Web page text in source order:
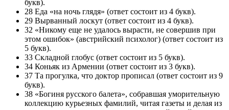
букв).
28 Еда «на ночь глядя» (ответ состоит из 4 букв).
29 Вырванный лоскут (ответ состоит из 4 букв).
32 «Никому еще не удалось вырасти, не совершив при
этом ошибок» (австрийский психолог) (ответ состоит из
5 букв).
33 Складной глобус (ответ состоит из 5 букв).
34 Коньяк из Армении (ответ состоит из 3 букв).
37 Та прогулка, что доктор прописал (ответ состоит из 9
букв).
38 «Богиня русского балета», собравшая уморительную
коллекцию курьезных фамилий, читая газеты и делая из